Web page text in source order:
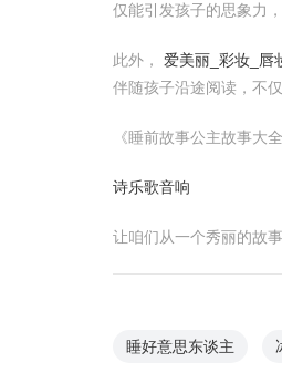
仅能引发孩子的思象力，
此外， 爱美丽_彩妆_唇
伴随孩子沿途阅读，不
《睡前故事公主故事大
诗乐歌音响
让咱们从一个秀丽的故
睡好意思东谈主